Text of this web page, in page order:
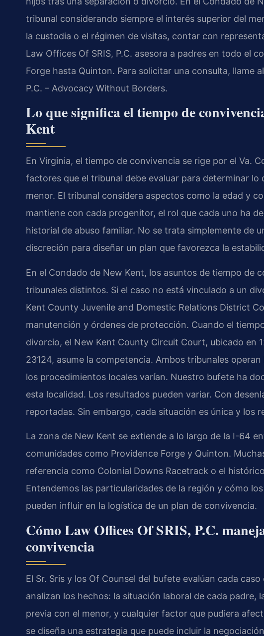
tribunal considerando siempre el interés superior del
la custodia o el régimen de visitas, contar con
Law Offices Of SRIS, P.C. asesora a padres en todo el
Forge hasta Quinton. Para solicitar una consulta, llame
P.C. – Advocacy Without Borders.
Lo que significa el tiempo de
Kent
En Virginia, el tiempo de convivencia se rige por el Va.
factores que el tribunal debe evaluar para determinar lo
menor. El tribunal considera aspectos como la edad y
mantiene con cada progenitor, el rol que cada uno ha
historial de abuso familiar. No se trata simplemente de
discreción para diseñar un plan que favorezca la
En el Condado de New Kent, los asuntos de tiempo de
tribunales distintos. Si el caso no está vinculado a un
Kent County Juvenile and Domestic Relations District
manutención y órdenes de protección. Cuando el
divorcio, el New Kent County Circuit Court, ubicado en
23124, asume la competencia. Ambos tribunales
los procedimientos locales varían. Nuestro bufete ha
esta localidad. Los resultados pueden variar. Con
reportadas. Sin embargo, cada situación es única y los
La zona de New Kent se extiende a lo largo de la I-64
comunidades como Providence Forge y Quinton.
referencia como Colonial Downs Racetrack o el
Entendemos las particularidades de la región y cómo
pueden influir en la logística de un plan de convivencia.
Cómo Law Offices Of SRIS, P.C.
convivencia
El Sr. Sris y los Of Counsel del bufete evalúan cada
analizan los hechos: la situación laboral de cada padre,
previa con el menor, y cualquier factor que pudiera
se diseña una estrategia que puede incluir la